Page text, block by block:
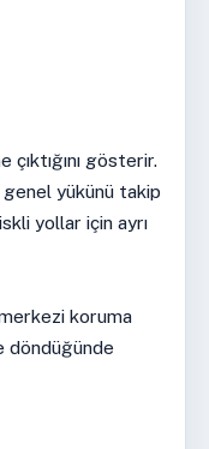
çıktığını gösterir.
yükünü takip
yollar için ayrı
koruma
döndüğünde